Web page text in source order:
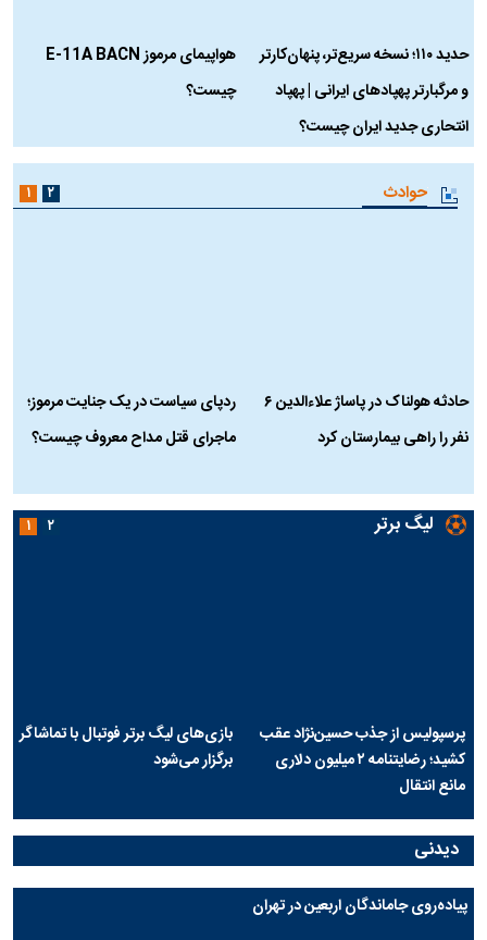
حدید ۱۱۰؛ نسخه سریع‌تر، پنهان‌کارتر
و مرگبارتر پهپادهای ایرانی | پهپاد
انتحاری جدید ایران چیست؟
هواپیمای مرموز E-11A BACN
چیست؟
حوادث
حادثه هولناک در پاساژ علاءالدین ۶
نفر را راهی بیمارستان کرد
ردپای سیاست در یک جنایت مرموز؛
ماجرای قتل مداح معروف چیست؟
۱ ۲
لیگ برتر
پرسپولیس از جذب حسین‌نژاد عقب
کشید؛ رضایتنامه ۲ میلیون دلاری
مانع انتقال
بازی‌های لیگ برتر فوتبال با تماشاگر
برگزار می‌شود
۱ ۲
دیدنی
پیاده‌روی جاماندگان اربعین در تهران